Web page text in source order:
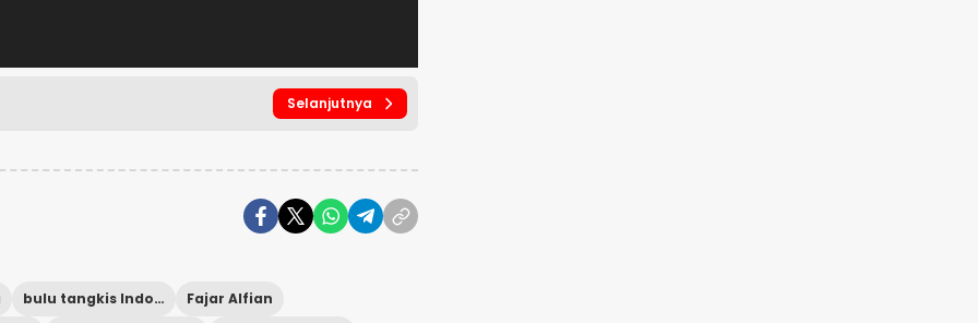
Selanjutnya
bulu tangkis Indonesia
Fajar Alfian